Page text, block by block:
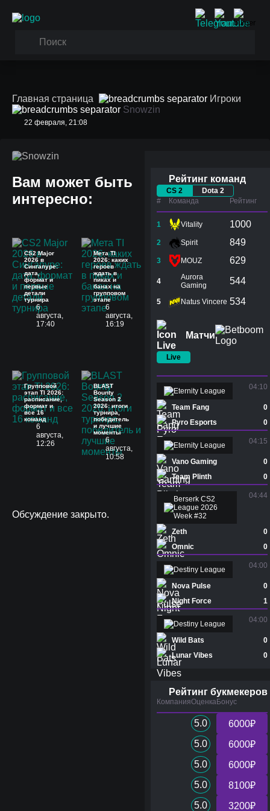
Главная страница
Игроки
Snowzin
22 февраля, 21:08
Snowzin
Вам может быть
интересно:
CS2 Major
2026 в
Сингапуре:
дата,
формат и
первые
детали
турнира
6
августа,
17:40
Мета TI
2026: каких
героев
ждать в
пиках и
банах на
групповом
этапе
6
августа,
16:19
Групповой
этап TI 2026:
расписание,
формат и
все 16
команд
6
августа,
12:26
BLAST
Bounty
Season 2
2026: итоги
турнира,
победитель
и лучшие
моменты
6
августа,
10:58
Обсуждение закрыто.
Рейтинг команд
CS 2
Dota 2
#
Команда Рейтинг
1 Vitality 1000
2 Spirit 849
3 MOUZ 629
4
Aurora
Gaming
544
5 Natus Vincere 534
Матчи
Live
Eternity League 04:10
Team Fang
0
Pyro Esports
0
Eternity League 04:15
Vano Gaming
0
Team Plinth
0
Berserk CS2
League 2026
Week #32
04:44
Zeth
0
Omnic
0
Destiny League 04:00
Nova Pulse
0
Night Force
1
Destiny League 04:00
Wild Bats
0
Lunar Vibes
0
Рейтинг букмекеров
КомпанияОценкаБонус
5.0
6000₽
5.0
6000₽
5.0
6000₽
5.0
8100₽
5.0
3200₽